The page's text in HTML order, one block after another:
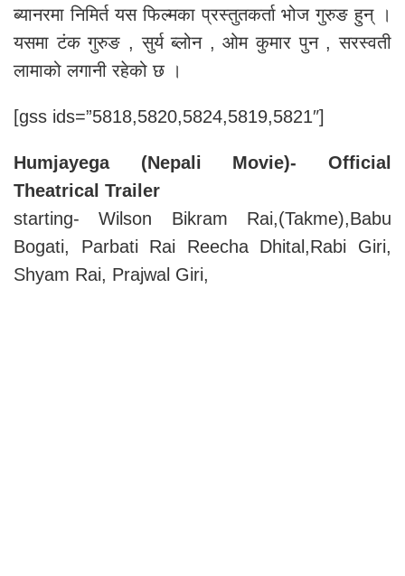
ब्यानरमा निमिर्त यस फिल्मका प्रस्तुतकर्ता भोज गुरुङ हुन् ।
यसमा टंक गुरुङ , सुर्य ब्लोन , ओम कुमार पुन , सरस्वती
लामाको लगानी रहेको छ ।
[gss ids=”5818,5820,5824,5819,5821″]
Humjayega (Nepali Movie)- Official
Theatrical Trailer
starting- Wilson Bikram Rai,(Takme),Babu
Bogati, Parbati Rai Reecha Dhital,Rabi Giri,
Shyam Rai, Prajwal Giri,